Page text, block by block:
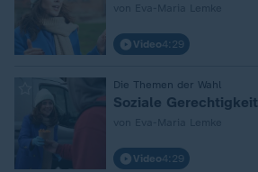
Video4:29
Die Themen der Wahl
Soziale Gerechtigkeit
Video4:29